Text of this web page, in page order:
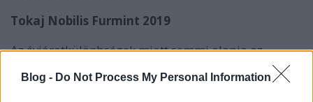
Blog - Do Not Process My Personal Information
Tokaj Nobilis Furmint 2019
Az évjáratkülönbségek miatt semmi alapja az
összehasonlításnak, de egymás mellett kóstolva
mégis elkerülhetetlen: ami a Gizellából hiányzik, az